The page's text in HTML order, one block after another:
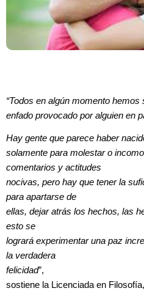
“Todos en algún momento hemos
enfado provocado por alguien en
Hay gente que parece haber
solamente para molestar o
comentarios y actitudes
nocivas, pero hay que tener la
para apartarse de
ellas, dejar atrás los hechos, las
esto se
logrará experimentar una paz
la verdadera
felicidad”,
sostiene la Licenciada en